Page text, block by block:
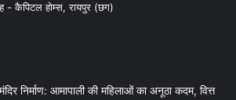
- कैपिटल होम्स, रायपुर (छग)
निर्माण: आमापाली की महिलाओं का अनूठा कदम, वित्त